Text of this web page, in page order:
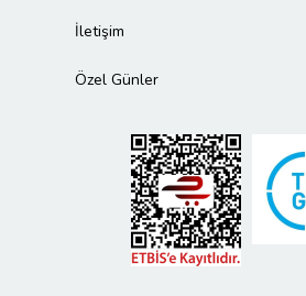
İletişim
Özel Günler